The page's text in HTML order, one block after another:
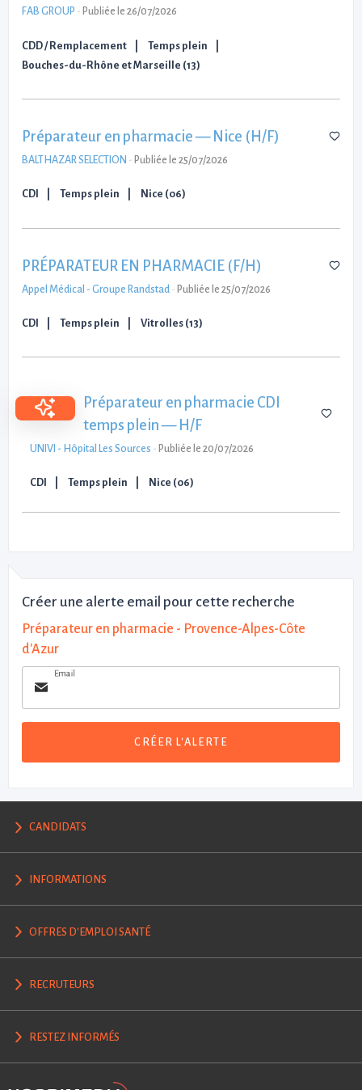
FAB GROUP - Publiée le 26/07/2026
CDD / Remplacement
Temps plein
Bouches-du-Rhône et Marseille (13)
Préparateur en pharmacie — Nice (H/F)
BALTHAZAR SELECTION - Publiée le 25/07/2026
CDI Temps plein Nice (06)
PRÉPARATEUR EN PHARMACIE (F/H)
Appel Médical - Groupe Randstad - Publiée le 25/07/2026
CDI Temps plein Vitrolles (13)
Préparateur en pharmacie CDI
temps plein — H/F
UNIVI - Hôpital Les Sources - Publiée le 20/07/2026
CDI Temps plein Nice (06)
Créer une alerte email pour cette recherche
Préparateur en pharmacie - Provence-Alpes-Côte
d'Azur
Email
CRÉER L'ALERTE
CANDIDATS
INFORMATIONS
OFFRES D'EMPLOI SANTÉ
RECRUTEURS
RESTEZ INFORMÉS